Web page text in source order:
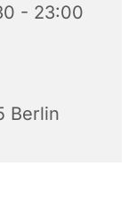
- 23:00
Berlin